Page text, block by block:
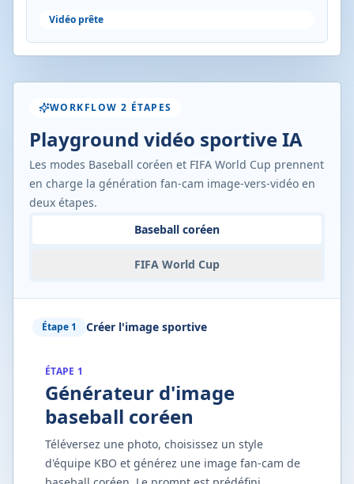
Vidéo prête
WORKFLOW 2 ÉTAPES
Playground vidéo sportive IA
Les modes Baseball coréen et FIFA World Cup prennent
en charge la génération fan-cam image-vers-vidéo en
deux étapes.
Baseball coréen
FIFA World Cup
Étape 1 Créer l'image sportive
ÉTAPE 1
Générateur d'image
baseball coréen
Téléversez une photo, choisissez un style
d'équipe KBO et générez une image fan-cam de